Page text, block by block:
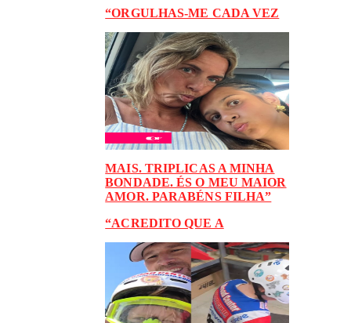
“ORGULHAS-ME CADA VEZ
MAIS. TRIPLICAS A MINHA
BONDADE. ÉS O MEU MAIOR
AMOR. PARABÉNS FILHA”
“ACREDITO QUE A